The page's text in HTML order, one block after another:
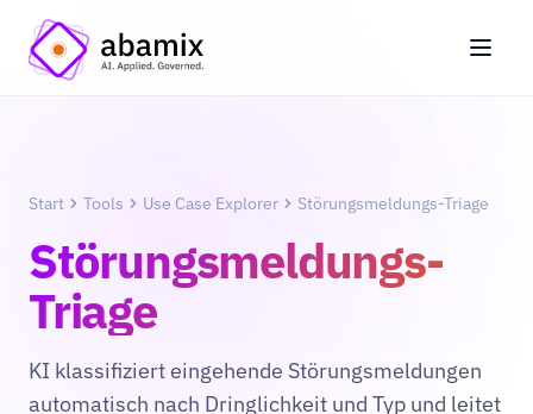
Start Tools Use Case Explorer Störungsmeldungs-Triage
Störungsmeldungs-
Triage
KI klassifiziert eingehende Störungsmeldungen
automatisch nach Dringlichkeit und Typ und leitet